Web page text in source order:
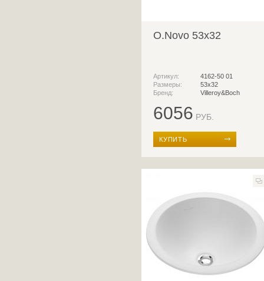
O.Novo 53x32
Артикул:
4162-50 01
Размеры:
53x32
Бренд:
Villeroy&Boch
6056 РУБ.
КУПИТЬ